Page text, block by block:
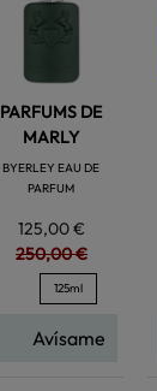
PARFUMS DE
MARLY
BYERLEY EAU DE
PARFUM
125,00 €
250,00 €
125ml
Avísame